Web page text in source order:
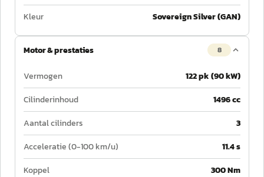
Kleur
Sovereign Silver (GAN)
Motor & prestaties 8
Vermogen
122 pk (90 kW)
Cilinderinhoud
1496 cc
Aantal cilinders
3
Acceleratie (0-100 km/u)
11.4 s
Koppel
300 Nm